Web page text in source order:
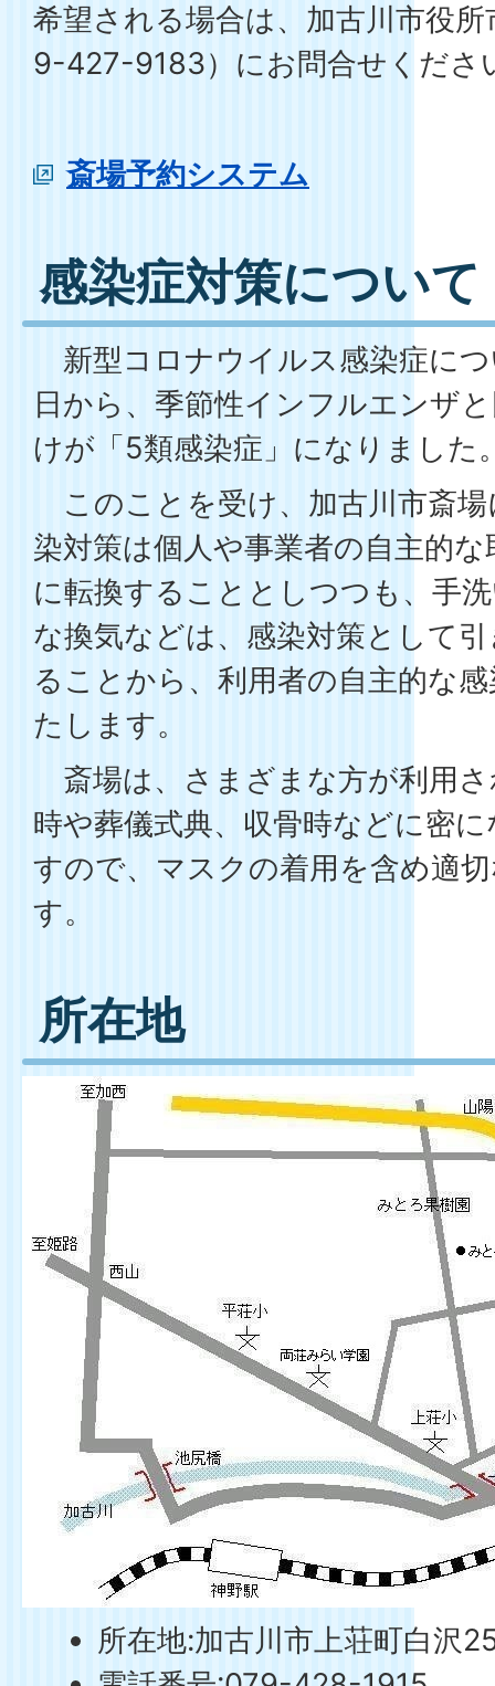
希望される場合は、加古川市役
9-427-9183）にお問合せくださ
斎場予約システム
感染症対策について
新型コロナウイルス感染症に
日から、季節性インフルエンザ
けが「5類感染症」になりました
このことを受け、加古川市斎
染対策は個人や事業者の自主的
に転換することとしつつも、手
な換気などは、感染対策として
ることから、利用者の自主的な
たします。
斎場は、さまざまな方が利用
時や葬儀式典、収骨時などに密
すので、マスクの着用を含め適
す。
所在地
所在地:加古川市上荘町白沢